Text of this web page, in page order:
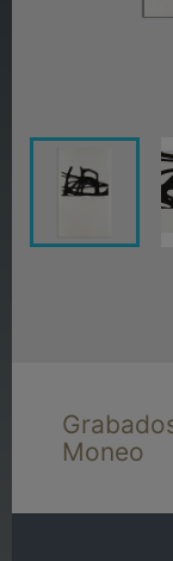
Moneo